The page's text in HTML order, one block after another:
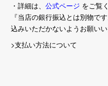
・詳細は、公式ページ をご覧
『当店の銀行振込とは別物で
込みいただかないようお願いい
>支払い方法について